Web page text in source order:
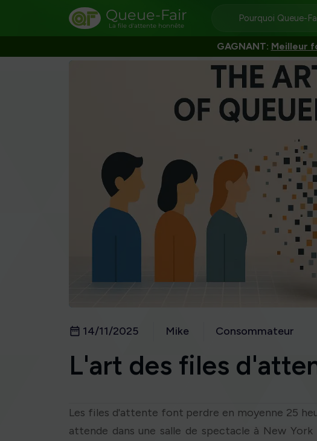
Queue-Fair
La file d'attente honnête
Pourquoi Queue-
GAGNANT: Meilleur
14/11/2025 Mike Consommateur
L'art des files
Les files d'attente font perdre en moyenne 25
attende dans une salle de spectacle à New